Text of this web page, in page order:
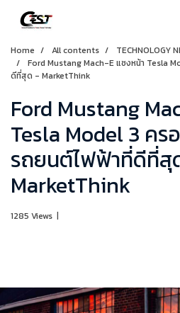
Home All contents
TECHNOLOGY
Ford Mustang Mach-E แซงหน้า Tesla
ดีที่สุด - MarketThink
Ford Mustang
Tesla Model 3 คร
รถยนต์ไฟฟ้าที่ดีที่สุ
MarketThink
1285 Views |